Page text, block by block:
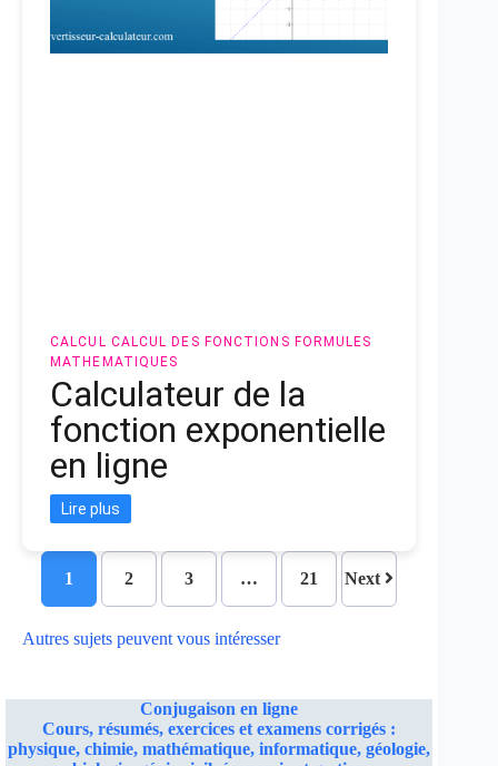
CALCUL CALCUL DES FONCTIONS FORMULES
MATHEMATIQUES
Calculateur de la
fonction exponentielle
en ligne
Lire plus
1 2 3 … 21 Next
Autres sujets peuvent vous intéresser
Conjugaison en ligne
Cours, résumés, exercices et examens corrigés :
physique, chimie, mathématique, informatique, géologie,